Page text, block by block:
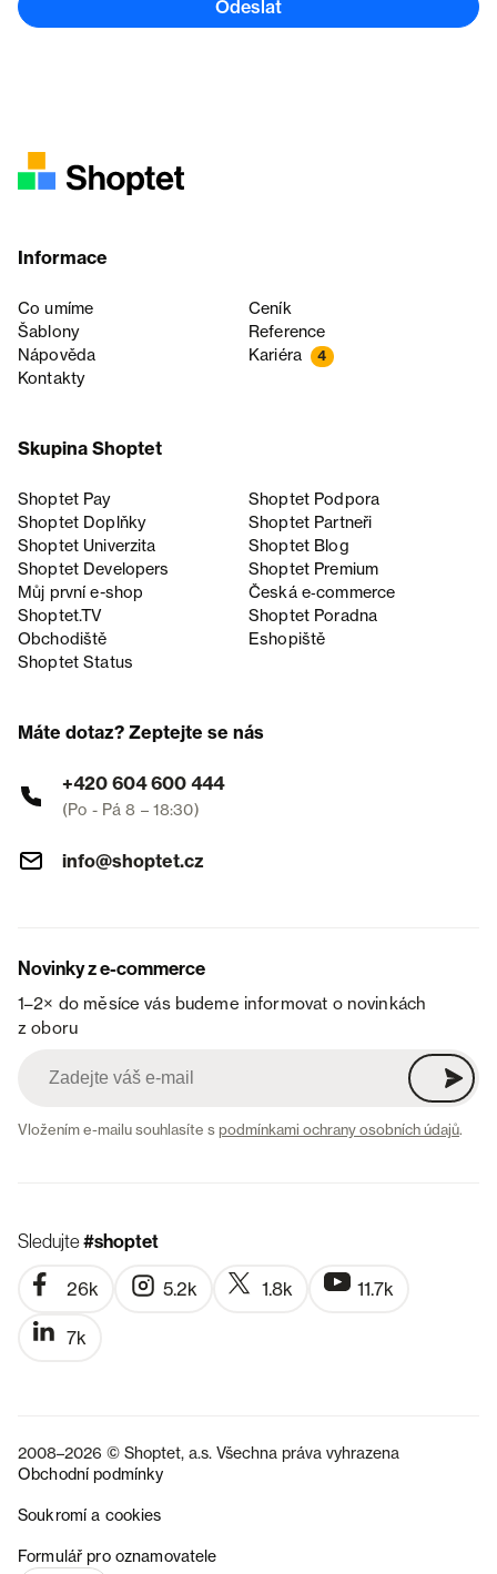
Odeslat
Informace
Co umíme
Ceník
Šablony
Reference
Nápověda
Kariéra 4
Kontakty
Skupina Shoptet
Shoptet Pay
Shoptet Podpora
Shoptet Doplňky
Shoptet Partneři
Shoptet Univerzita
Shoptet Blog
Shoptet Developers
Shoptet Premium
Můj první e-shop
Česká e‑commerce
Shoptet.TV
Shoptet Poradna
Obchodiště
Eshopiště
Shoptet Status
Máte dotaz? Zeptejte se nás
+420 604 600 444
(Po - Pá 8 – 18:30)
info@shoptet.cz
Novinky z e-commerce
1–2× do měsíce vás budeme informovat o novinkách
z oboru
Vložením e-mailu souhlasíte spodmínkami ochrany osobních údajů.
Sledujte#shoptet
26k 5.2k 1.8k 11.7k
7k
2008–2026 © Shoptet, a.s. Všechna práva vyhrazena
Obchodní podmínky
Soukromí a cookies
Formulář pro oznamovatele